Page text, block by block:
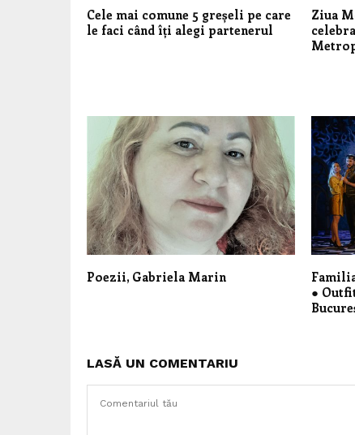
Cele mai comune 5 greșeli pe care
le faci când îți alegi partenerul
Ziua
Poezii, Gabriela Marin
●
LASĂ UN COMENTARIU